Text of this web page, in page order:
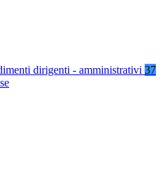
dirigenti - amministrativi 37